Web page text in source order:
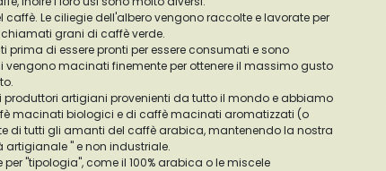
Le ciliegie dell'albero vengono raccolte e lavorate per
grani di caffè verde.
prima di essere pronti per essere consumati e sono
macinati finemente per ottenere il massimo gusto
produttori artigiani provenienti da tutto il mondo e abbiamo
macinati biologici e di caffè macinati aromatizzati (o
di tutti gli amanti del caffè arabica, mantenendo la nostra
" e non industriale.
"tipologia", come il 100% arabica o le miscele